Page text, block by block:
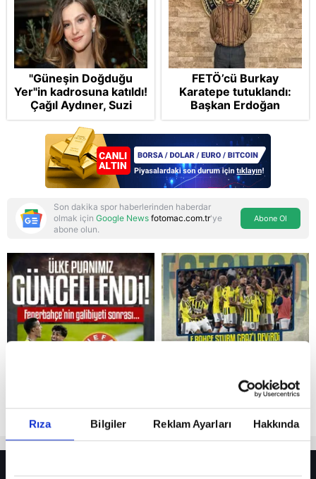
Rıza Bilgiler Reklam Ayarları Hakkında
Reddet
"Güneşin Doğduğu
Yer"in kadrosuna katıldı!
Çağıl Aydıner, Suzi
karakteriyle geliyor
FETÖ’cü Burkay
Karatepe tutuklandı:
Başkan Erdoğan
şikayetçi oldu! 5 suçtan
dava talebi
Son dakika spor haberlerinden haberdar
olmak için Google News fotomac.com.tr'ye
abone olun.
Abone Ol